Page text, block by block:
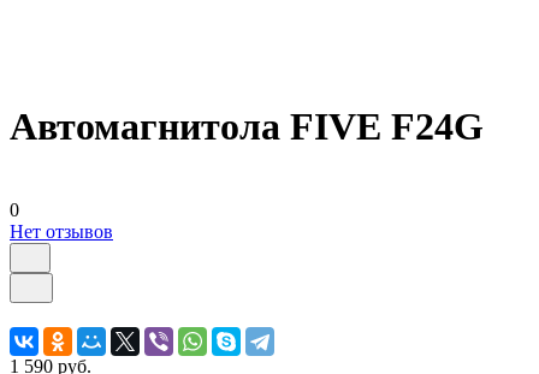
Автомагнитола FIVE F24G
0
Нет отзывов
1 590 руб.